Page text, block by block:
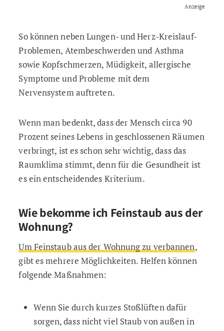
Anzeige
So können neben Lungen- und Herz-Kreislauf-
Problemen, Atembeschwerden und Asthma
sowie Kopfschmerzen, Müdigkeit, allergische
Symptome und Probleme mit dem
Nervensystem auftreten.
Wenn man bedenkt, dass der Mensch circa 90
Prozent seines Lebens in geschlossenen Räumen
verbringt, ist es schon sehr wichtig, dass das
Raumklima stimmt, denn für die Gesundheit ist
es ein entscheidendes Kriterium.
Wie bekomme ich Feinstaub aus der
Wohnung?
Um Feinstaub aus der Wohnung zu verbannen,
gibt es mehrere Möglichkeiten. Helfen können
folgende Maßnahmen:
Wenn Sie durch kurzes Stoßlüften dafür
sorgen, dass nicht viel Staub von außen in